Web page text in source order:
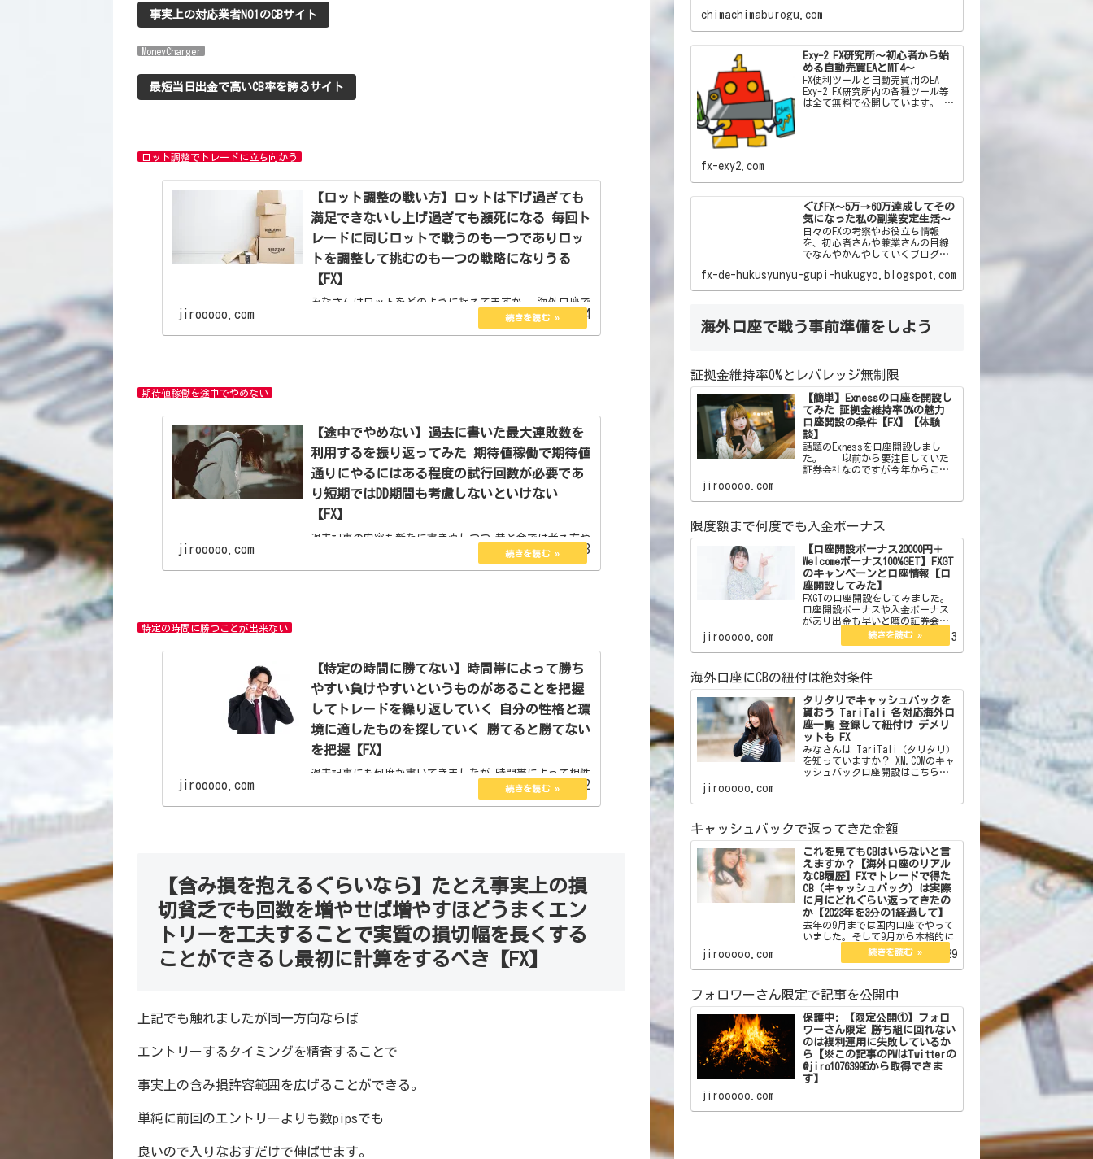
事実上の対応業者NO1のCBサイト
MoneyCharger
最短当日出金で高いCB率を誇るサイト
ロット調整でトレードに立ち向かう
【ロット調整の戦い方】ロットは下げ過ぎても
満足できないし上げ過ぎても瀕死になる 毎回ト
レードに同じロットで戦うのも一つでありロッ
トを調整して挑むのも一つの戦略になりうる
【FX】
みなさんはロットをどのように捉えてますか。 海外口座で
言うならとにかく0.01という人や レバレッジの恩恵を受け
て極限まで張る人。 さまざまな思惑がトレードにはありま
jirooooo.com 2023.06.24
期待値稼働を途中でやめない
【途中でやめない】過去に書いた最大連敗数を
利用するを振り返ってみた 期待値稼働で期待値
通りにやるにはある程度の試行回数が必要であ
り短期ではDD期間も考慮しないといけない
【FX】
過去記事の内容も新たに書き直しつつ 昔と今では考え方や
見方も違う事から 今現在の見解を述べていきます。 期
待値稼働を成立させるためには ちょっとやそっとの試行回
jirooooo.com 2023.06.23
特定の時間に勝つことが出来ない
【特定の時間に勝てない】時間帯によって勝ち
やすい負けやすいというものがあることを把握
してトレードを繰り返していく 自分の性格と環
境に適したものを探していく 勝てると勝てない
を把握【FX】
過去記事にも何度か書いてきましたが 時間帯によって相性
があります。 テクニカルでチャートを追ってるだけでは
わからないものかもしれません。 大まかに分けると東
jirooooo.com 2023.06.22
【含み損を抱えるぐらいなら】たとえ事実上の損
切貧乏でも回数を増やせば増やすほどうまくエン
トリーを工夫することで実質の損切幅を長くする
ことができるし最初に計算をするべき【FX】
上記でも触れましたが同一方向ならば
エントリーするタイミングを精査することで
事実上の含み損許容範囲を広げることができる。
単純に前回のエントリーよりも数pipsでも
良いので入りなおすだけで伸ばせます。
chimachimaburogu.com
Exy-2 FX研究所～初心者から始
める自動売買EAとMT4～
FX便利ツールと自動売買用のEA
Exy-2 FX研究所内の各種ツール等
は全て無料で公開しています。 私
fx-exy2.com
ぐぴFX～5万→60万達成してその
気になった私の副業安定生活～
日々のFXの考察やお役立ち情報
を、初心者さんや兼業さんの目線
でなんやかんやしていくブログで
fx-de-hukusyunyu-gupi-hukugyo.blogspot.com
海外口座で戦う事前準備をしよう
証拠金維持率0%とレバレッジ無制限
【簡単】Exnessの口座を開設し
てみた 証拠金維持率0%の魅力
口座開設の条件【FX】【体験
談】
話題のExnessを口座開設しまし
た。 以前から要注目していた
証券会社なのですが今年からここ
せん。しかしそれを補う魅力が沢
と思います。 【簡単
jirooooo.com
限度額まで何度でも入金ボーナス
【口座開設ボーナス20000円＋
Welcomeボーナス100%GET】FXGT
のキャンペーンと口座情報【口
座開設してみた】
FXGTの口座開設をしてみました。
口座開設ボーナスや入金ボーナス
があり出金も早いと噂の証券会社
です。ボーナスでトレードを有利
にするなら。 ここからFXGTの
サイトに飛べます 【口座開設
ス10…
jirooooo.com 2023.02.13
海外口座にCBの紐付は絶対条件
タリタリでキャッシュバックを
貰おう TariTali 各対応海外口
座一覧 登録して紐付け デメリ
ットも FX
みなさんは TariTali（タリタリ）
を知っていますか？ XM.COMのキャ
ッシュバック口座開設はこちら
ている方なら 一度は聞いたことが
jirooooo.com
キャッシュバックで返ってきた金額
これを見てもCBはいらないと言
えますか？【海外口座のリアル
なCB履歴】FXでトレードで得た
CB（キャッシュバック）は実際
に月にどれぐらい返ってきたの
か【2023年を3分の1経過して】
去年の9月までは国内口座でやって
いました。そして9月から本格的に
海外口座を始めて今年の1月からは
メインの証券会社を変えました。
国内口座の時は海外口座のような
PayPayが後から返ってくるものは
利用していまし…
jirooooo.com 2023.04.29
フォロワーさん限定で記事を公開中
保護中: 【限定公開①】フォロ
ワーさん限定 勝ち組に回れない
のは複利運用に失敗しているか
ら【※この記事のPWはTwitterの
@jiro10763995から取得できま
す】
jirooooo.com